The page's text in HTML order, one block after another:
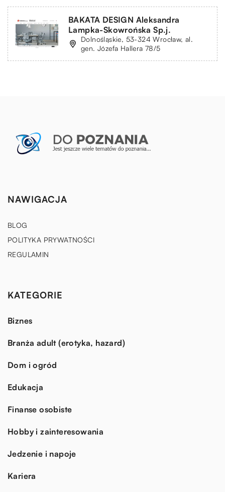
BAKATA DESIGN Aleksandra
Lampka-Skowrońska Sp.j.
Dolnośląskie, 53-324 Wrocław, al.
gen. Józefa Hallera 78/5
NAWIGACJA
BLOG
POLITYKA PRYWATNOŚCI
REGULAMIN
KATEGORIE
Biznes
Branża adult (erotyka, hazard)
Dom i ogród
Edukacja
Finanse osobiste
Hobby i zainteresowania
Jedzenie i napoje
Kariera